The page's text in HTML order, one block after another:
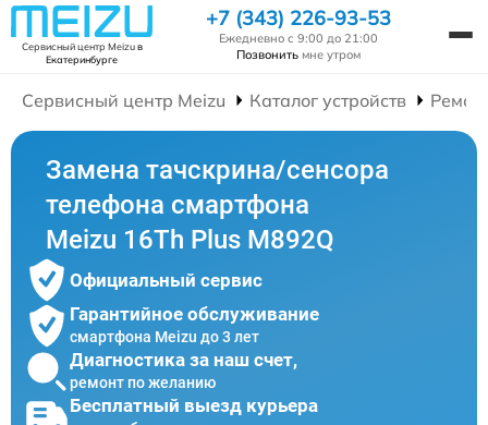
Сервисный центр Meizuв
Екатеринбурге
+7 (343) 226-93-53
Ежедневно с 9:00 до 21:00
Позвонить мне утром
Сервисный центр Meizu Каталог устройств
Замена тачскрина/сенсора
телефона смартфона
Meizu 16Th Plus M892Q
Официальный сервис
Гарантийное обслуживание
смартфона Meizu до 3 лет
Диагностика за наш счет,
ремонт по желанию
Бесплатный выезд курьера